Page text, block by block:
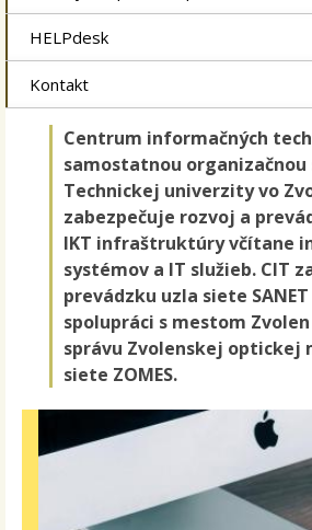
HELPdesk
Kontakt
Centrum informačných
samostatnou organizačnou
Technickej univerzity vo
zabezpečuje rozvoj a
IKT infraštruktúry včítane
systémov a IT služieb. CIT
prevádzku uzla siete
spolupráci s mestom
správu Zvolenskej
siete ZOMES.